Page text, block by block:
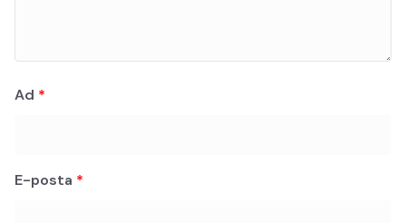
Ad *
E-posta *